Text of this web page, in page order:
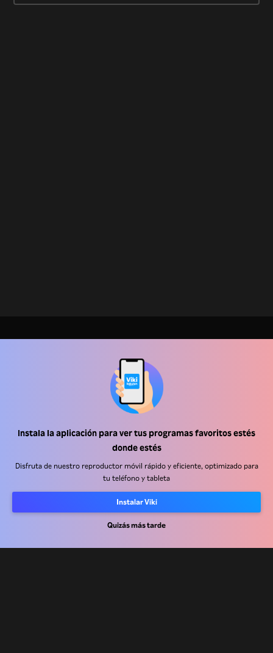
Instala la aplicación para ver tus programas favoritos estés
donde estés
Disfruta de nuestro reproductor móvil rápido y eficiente, optimizado para
tu teléfono y tableta
Instalar Viki
Quizás más tarde
Centro de ayuda